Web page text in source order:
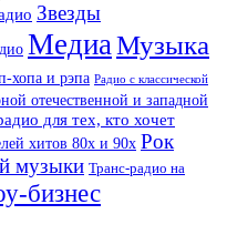
Звезды
МедиаМузыка
хопа и рэпа Радио с классической
отечественной и западной
для тех, кто хочет
хитов 80х и 90х Рок
музыки Транс-радио на
бизнес